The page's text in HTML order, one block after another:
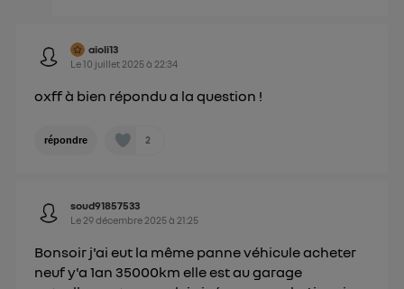
aioli13
Le10 juillet 2025à 22:34
oxff à bien répondu a la question !
répondre 2
soud91857533
Le 29 décembre 2025à 21:25
Bonsoir j'ai eut la même panne véhicule acheter
neuf y'a 1an 35000km elle est au garage